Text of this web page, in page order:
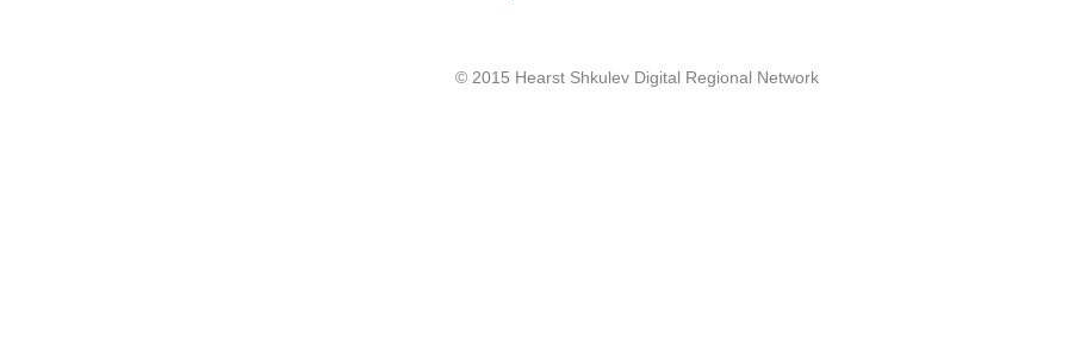
© 2015 Hearst Shkulev Digital Regional Network